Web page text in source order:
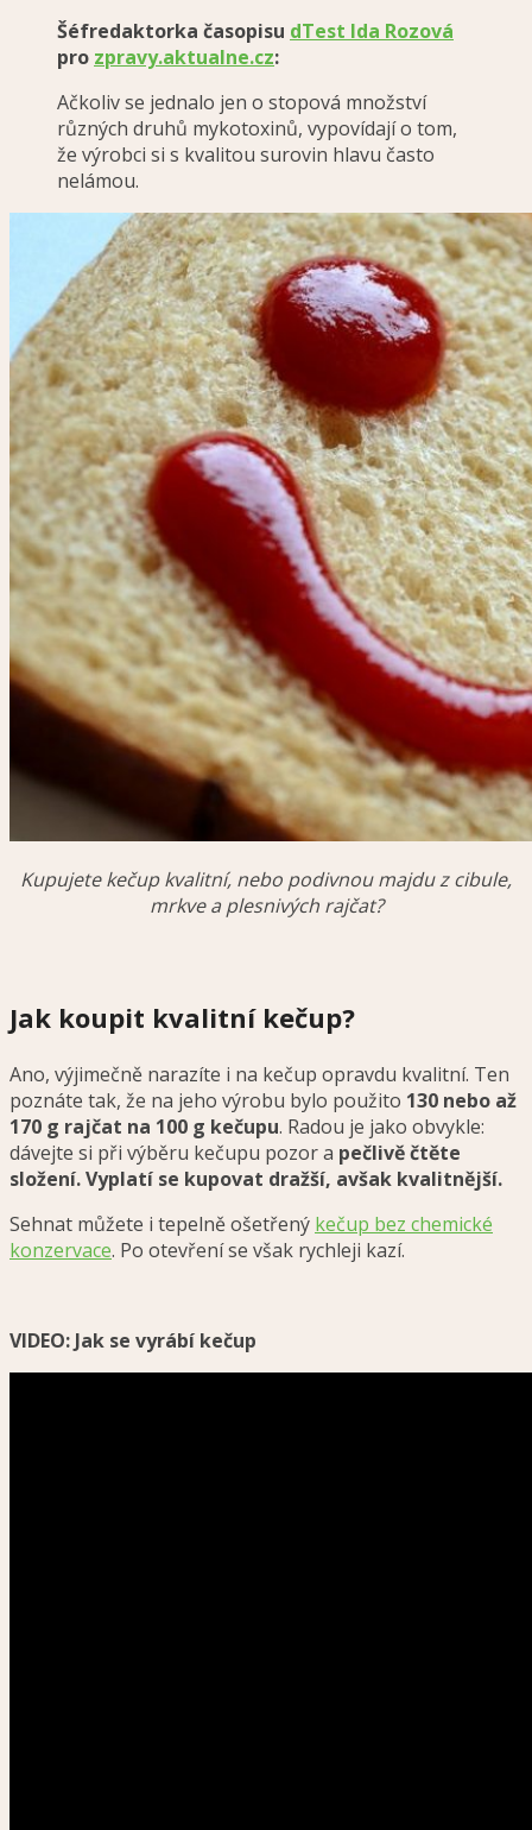
Šéfredaktorka časopisu dTest Ida Rozová
pro zpravy.aktualne.cz:
Ačkoliv se jednalo jen o stopová množství
různých druhů mykotoxinů, vypovídají o tom,
že výrobci si s kvalitou surovin hlavu často
nelámou.
Kupujete kečup kvalitní, nebo podivnou majdu z cibule,
mrkve a plesnivých rajčat?
Jak koupit kvalitní kečup?
Ano, výjimečně narazíte i na kečup opravdu kvalitní. Ten
poznáte tak, že na jeho výrobu bylo použito 130 nebo až
170 g rajčat na 100 g kečupu. Radou je jako obvykle:
dávejte si při výběru kečupu pozor a pečlivě čtěte
složení. Vyplatí se kupovat dražší, avšak kvalitnější.
Sehnat můžete i tepelně ošetřený kečup bez chemické
konzervace. Po otevření se však rychleji kazí.
VIDEO: Jak se vyrábí kečup